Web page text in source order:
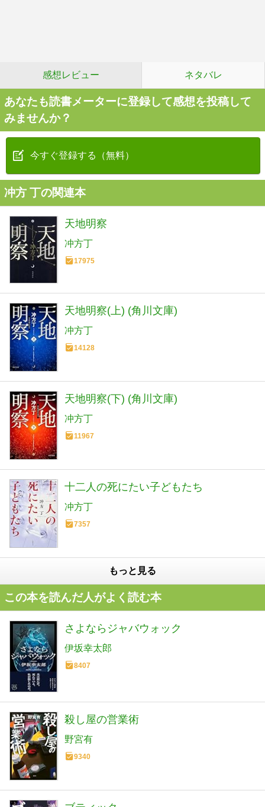
感想レビュー ネタバレ
あなたも読書メーターに登録して感想を投稿して
みませんか？
今すぐ登録する（無料）
冲方 丁の関連本
天地明察
冲方丁
17975
天地明察(上) (角川文庫)
冲方丁
14128
天地明察(下) (角川文庫)
冲方丁
11967
十二人の死にたい子どもたち
冲方丁
7357
もっと見る
この本を読んだ人がよく読む本
さよならジャバウォック
伊坂幸太郎
8407
殺し屋の営業術
野宮有
9340